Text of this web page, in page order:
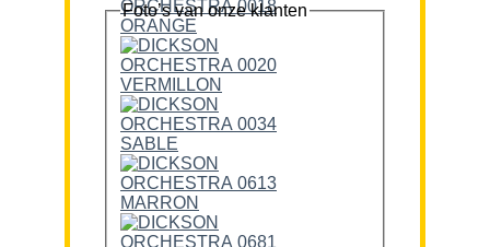
Foto’s van onze klanten